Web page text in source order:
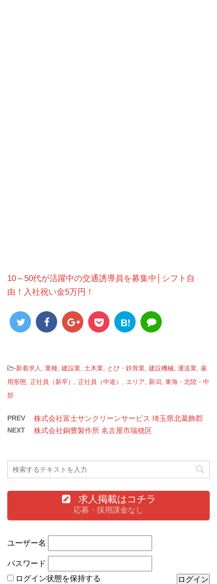
10～50代が活躍中の交通誘導員を募集中│シフト自
由！入社祝い金5万円！
B!
-新着求人 業種 建設業 土木業 とび・鉄骨業 建設機械 運送業
雇
用形態 正社員（新卒） 正社員（中途） エリア 新潟 東海・北陸・中
部
PREV 株式会社富士サンクリーンサービス 埼玉県北葛飾郡
NEXT 株式会社銅豊製作所 名古屋市瑞穂区
求人掲載はコチラ
応募・採用課金なし
ユーザー名
パスワード
ログイン状態を保持する